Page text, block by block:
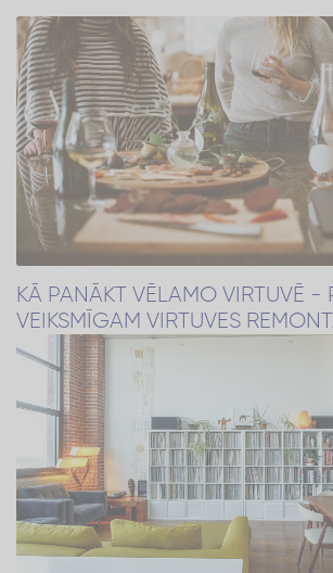
KĀ PANĀKT VĒLAMO VIRTUVĒ -
VEIKSMĪGAM VIRTUVES